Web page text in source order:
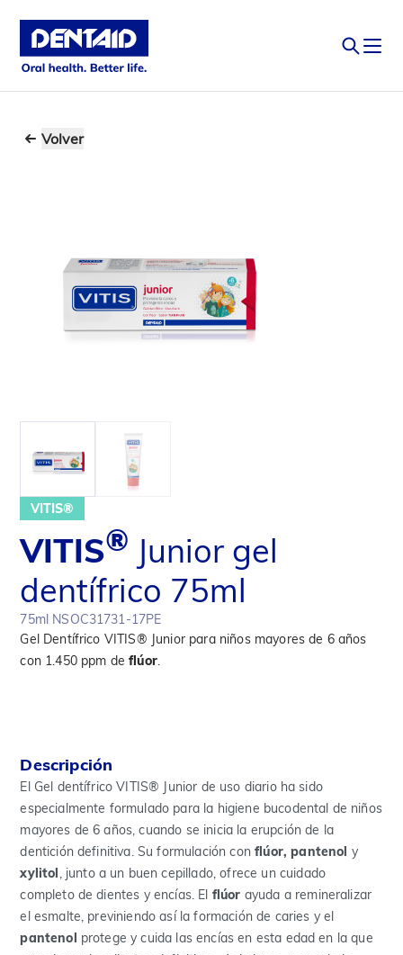
Volver
VITIS®
VITIS® Junior gel
dentífrico 75ml
75ml NSOC31731-17PE
Gel Dentífrico VITIS® Junior para niños mayores de 6 años
con 1.450 ppm deflúor.
Descripción
El Gel dentífrico VITIS® Junior de uso diario ha sido
especialmente formulado para la higiene bucodental de niños
mayores de 6 años, cuando se inicia la erupción de la
dentición definitiva. Su formulación conflúor, pantenol y
xylitol, junto a un buen cepillado, ofrece un cuidado
completo de dientes y encías. El flúor ayuda a remineralizar
el esmalte, previniendo así la formación de caries y el
pantenol protege y cuida las encías en esta edad en la que